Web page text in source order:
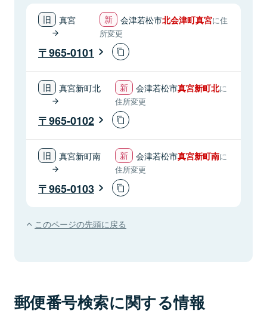
真宮 会津若松市北会津町真宮に住
所変更
965-0101
真宮新町北 会津若松市真宮新町北に
住所変更
965-0102
真宮新町南 会津若松市真宮新町南に
住所変更
965-0103
このページの先頭に戻る
郵便番号検索に関する情報